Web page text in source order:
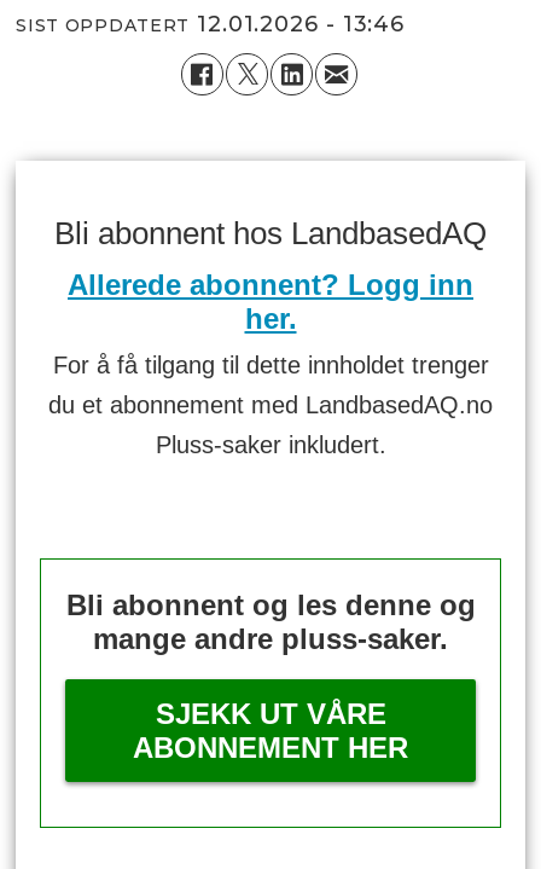
SIST OPPDATERT 12.01.2026 - 13:46
Bli abonnent hos LandbasedAQ
Allerede abonnent? Logg inn
her.
For å få tilgang til dette innholdet trenger
du et abonnement med LandbasedAQ.no
Pluss-saker inkludert.
Bli abonnent og les denne og
mange andre pluss-saker.
SJEKK UT VÅRE
ABONNEMENT HER